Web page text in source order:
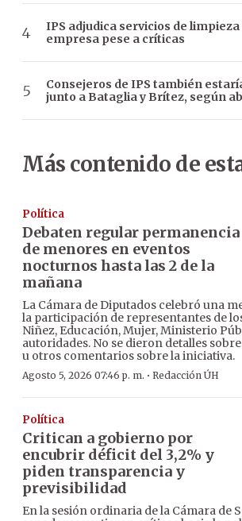
IPS adjudica servicios de
empresa pese a críticas
Consejeros de IPS también
junto a Bataglia y Brítez, según
Más contenido de
Política
Debaten regular permanencia
de menores en eventos
nocturnos hasta las 2 de la
mañana
La Cámara de Diputados celebró una
la participación de representantes de
Niñez, Educación, Mujer, Ministerio
autoridades. No se dieron detalles
u otros comentarios sobre la iniciativa.
Agosto 5, 2026 07:46 p. m. · Redacción ÚH
Política
Critican a gobierno por
encubrir déficit del 3,2% y
piden transparencia y
previsibilidad
En la sesión ordinaria de la Cámara de